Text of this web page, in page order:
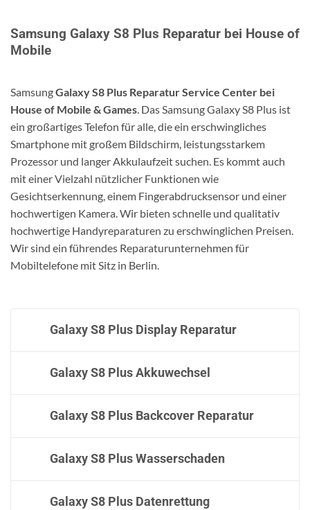
Samsung Galaxy S8 Plus Reparatur bei House of
Mobile
SamsungGalaxy S8 Plus Reparatur Service Center bei
House of Mobile & Games . Das Samsung Galaxy S8 Plus ist
ein großartiges Telefon für alle, die ein erschwingliches
Smartphone mit großem Bildschirm, leistungsstarkem
Prozessor und langer Akkulaufzeit suchen. Es kommt auch
mit einer Vielzahl nützlicher Funktionen wie
Gesichtserkennung, einem Fingerabdrucksensor und einer
hochwertigen Kamera. Wir bieten schnelle und qualitativ
hochwertige Handyreparaturen zu erschwinglichen Preisen.
Wir sind ein führendes Reparaturunternehmen für
Mobiltelefone mit Sitz in Berlin.
Galaxy S8 Plus Display Reparatur
Galaxy S8 Plus Akkuwechsel
Galaxy S8 Plus Backcover Reparatur
Galaxy S8 Plus Wasserschaden
Galaxy S8 Plus Datenrettung